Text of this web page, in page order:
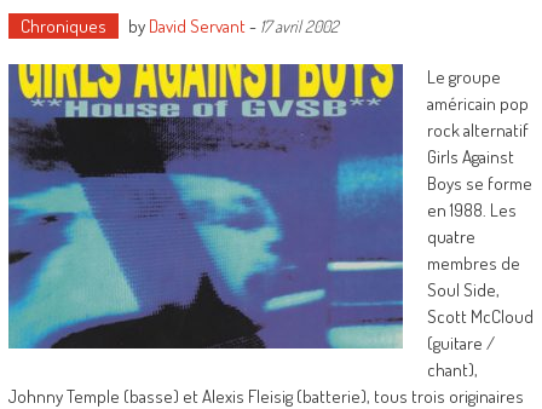
Chroniques by David Servant- 17 avril 2002
Le groupe
américain pop
rock alternatif
Girls Against
Boys se forme
en 1988. Les
quatre
membres de
Soul Side,
Scott McCloud
(guitare /
chant),
Johnny Temple (basse) et Alexis Fleisig (batterie), tous trois originaires